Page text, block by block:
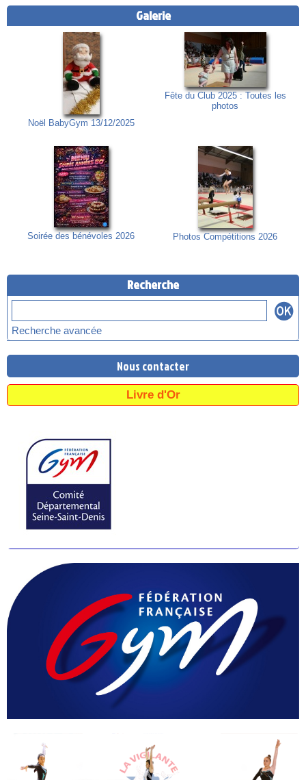
Galerie
Noël BabyGym 13/12/2025
Fête du Club 2025 : Toutes les
photos
Soirée des bénévoles 2026 Photos Compétitions 2026
Recherche
Recherche avancée
Nous contacter
Livre d'Or